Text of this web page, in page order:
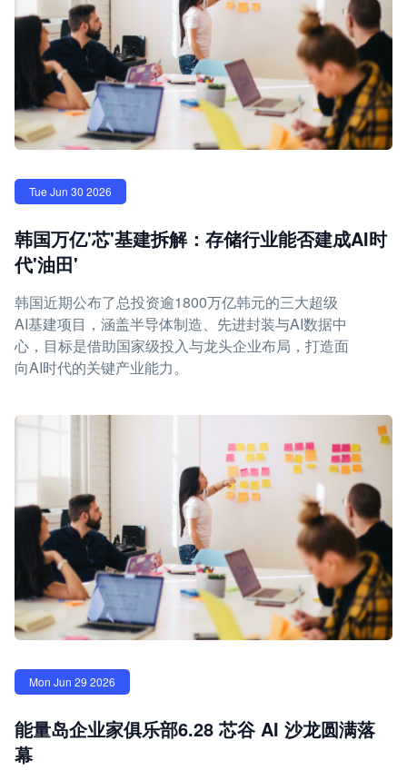
Tue Jun 30 2026
韩国万亿'芯'基建拆解：存储行业能否建成AI时
代'油田'
韩国近期公布了总投资逾1800万亿韩元的三大超级
AI基建项目，涵盖半导体制造、先进封装与AI数据中
心，目标是借助国家级投入与龙头企业布局，打造面
向AI时代的关键产业能力。
Mon Jun 29 2026
能量岛企业家俱乐部6.28 芯谷 AI 沙龙圆满落
幕